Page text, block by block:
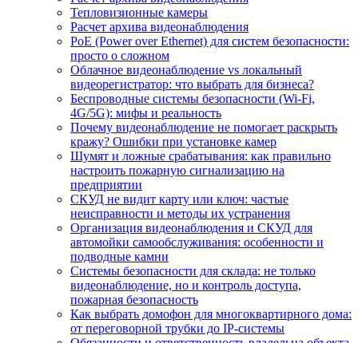
Тепловизионные камеры
Расчет архива видеонаблюдения
PoE (Power over Ethernet) для систем безопасности:
просто о сложном
Облачное видеонаблюдение vs локальный
видеорегистратор: что выбрать для бизнеса?
Беспроводные системы безопасности (Wi-Fi,
4G/5G): мифы и реальность
Почему видеонаблюдение не помогает раскрыть
кражу? Ошибки при установке камер
Шумят и ложные срабатывания: как правильно
настроить пожарную сигнализацию на
предприятии
СКУД не видит карту или ключ: частые
неисправности и методы их устранения
Организация видеонаблюдения и СКУД для
автомойки самообслуживания: особенности и
подводные камни
Системы безопасности для склада: не только
видеонаблюдение, но и контроль доступа,
пожарная безопасность
Как выбрать домофон для многоквартирного дома:
от переговорной трубки до IP-системы